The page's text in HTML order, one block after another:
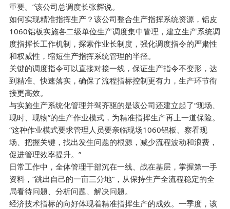
重要。”该公司总调度长张辉说。
如何实现精准指挥生产？该公司整合生产指挥系统资源，铝皮
1060铝板实施各二级单位生产调度集中管理，建立生产系统调
度指挥长工作机制，探索作业长制度，强化调度指令的严肃性
和权威性，缩短生产指挥系统管理的半径。
关键的调度指令可以直接对接一线，保证生产指令不变形，达
到精准、快速落实，确保了流程指标控制更有力，生产环节衔
接更高效。
与实施生产系统化管理并驾齐驱的是该公司还建立起了“现场、
现时、现物”的生产作业模式，为精准指挥生产再上一道保险。
“这种作业模式要求管理人员要亲临现场1060铝板、察看现
场、把握关键，找出发生问题的根源，减少流程波动和浪费，
促进管理效率提升。”
日常工作中，全体管理干部沉在一线、战在基层，掌握第一手
资料，“跳出自己的一亩三分地”，从保持生产全流程稳定的全
局看待问题、分析问题、解决问题。
经济技术指标的向好体现着精准指挥生产的成效。一季度，该